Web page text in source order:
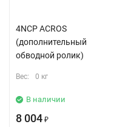
4NCP ACROS
(дополнительный
обводной ролик)
Вес: 0 кг
В наличии
8 004 ₽